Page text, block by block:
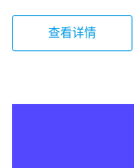
查看详情